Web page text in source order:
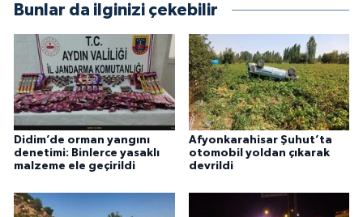
Bunlar da ilginizi çekebilir
Didim’de orman yangını
denetimi: Binlerce yasaklı
malzeme ele geçirildi
Afyonkarahisar Şuhut’ta
otomobil yoldan çıkarak
devrildi